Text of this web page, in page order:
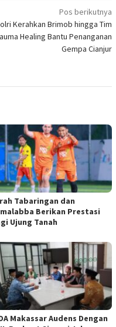
Pos berikutnya
Kerahkan Brimob hingga Tim
Healing Bantu Penanganan
Gempa Cianjur
Tabaringan dan
Berikan Prestasi
Ujung Tanah
Makassar Audens Dengan